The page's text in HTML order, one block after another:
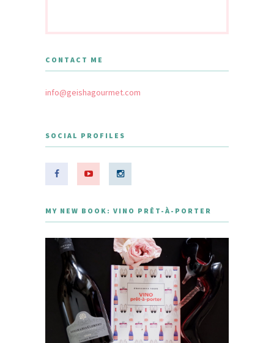
CONTACT ME
info@geishagourmet.com
SOCIAL PROFILES
MY NEW BOOK: VINO PRÊT-À-PORTER